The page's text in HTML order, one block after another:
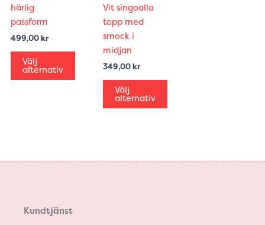
härlig
passform
499,00kr
Välj
alternativ
varianter.
De
olika
alternativen
kan
Vit singoalla
topp med
smock i
midjan
349,00kr
Välj
alternativ
varianter.
De
alternativen
kan
väljas
Kundtjänst